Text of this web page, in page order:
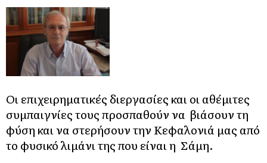
Οι επιχειρηματικές διεργασίες και οι αθέμιτες
συμπαιγνίες τους προσπαθούν να βιάσουν τη
φύση και να στερήσουν την Κεφαλονιά μας από
το φυσικό λιμάνι της που είναι η Σάμη.